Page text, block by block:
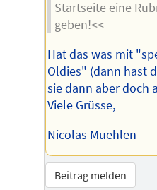
Startseite eine
geben!<<
Hat das was mit
Oldies" (dann hast
sie dann aber doch
Viele Grüsse,
Nicolas Muehlen
Beitrag melden